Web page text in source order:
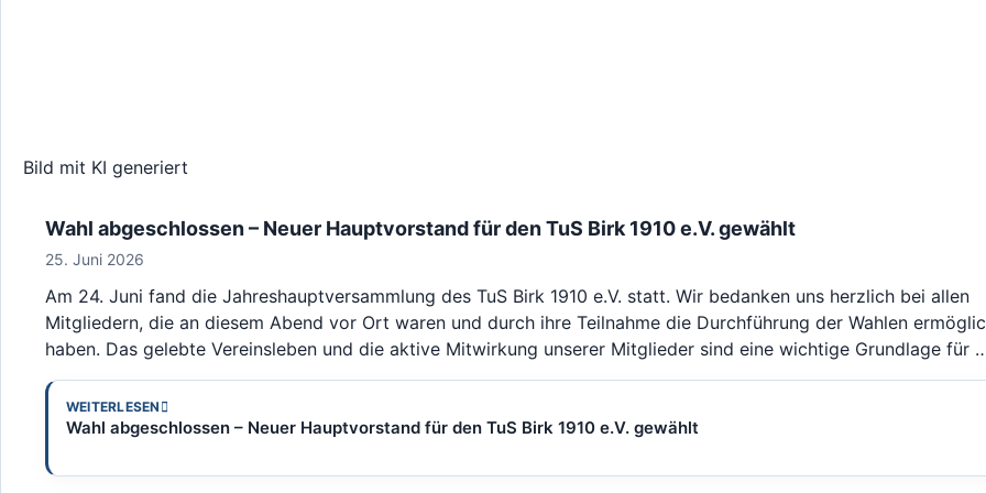
Bild mit KI generiert
Wahl abgeschlossen – Neuer Hauptvorstand für den TuS Birk 1910 e.V. gewählt
25. Juni 2026
Am 24. Juni fand die Jahreshauptversammlung des TuS Birk 1910 e.V. statt. Wir bedanken uns herzlich bei allen
Mitgliedern, die an diesem Abend vor Ort waren und durch ihre Teilnahme die Durchführung der Wahlen
haben. Das gelebte Vereinsleben und die aktive Mitwirkung unserer Mitglieder sind eine wichtige Grundlage für
WEITERLESEN
Wahl abgeschlossen – Neuer Hauptvorstand für den TuS Birk 1910 e.V. gewählt